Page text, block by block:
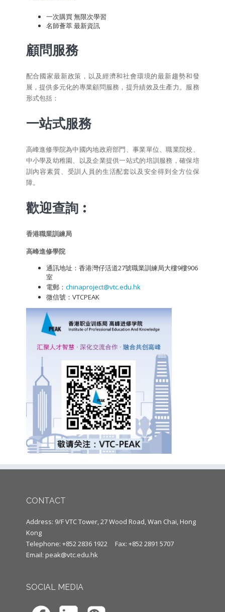
一次購買 無限次學習
名師薈萃 最新資訊
顧問服務
配合國家最新政策，以及經濟和社會環境的最新趨勢和發
展，提供多元化的專業顧問服務，提升績效及生產力。服務
形式包括：
一站式服務
高峰進修學院為中國內地政府部門、事業單位、職業院校、
中小學及幼稚園、以及企業提供一站式的培訓服務，確保培
訓內容素質、受訓人員的生活配套以及安全得到全方位保
障。
歡迎查詢︰
香港職業訓練局
高峰進修學院
通訊地址：香港灣仔活道27號職業訓練局大樓9樓906
室
電郵： chinaproject@vtc.edu.hk
微信號：VTCPEAK
CONTACT
Address: 9/F VTC Tower, 27 Wood Road, Wan Chai, Hong
Kong
Telephone: +852 2836 1922
Fax: +852 2891 5707
Email: peak@vtc.edu.hk
SOCIAL MEDIA